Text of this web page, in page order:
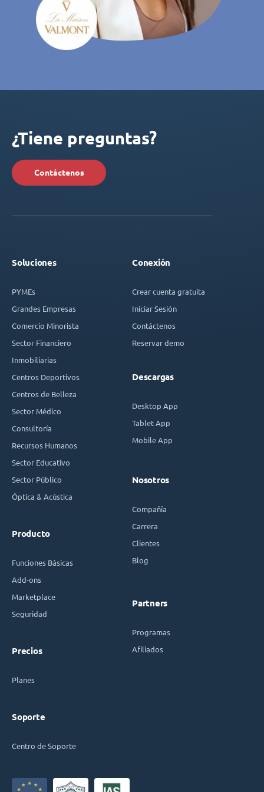
¿Tiene preguntas?
Contáctenos
Soluciones
PYMEs
Grandes Empresas
Comercio Minorista
Sector Financiero
Inmobiliarias
Centros Deportivos
Centros de Belleza
Sector Médico
Consultoría
Recursos Humanos
Sector Educativo
Sector Público
Óptica & Acústica
Producto
Funciones Básicas
Add-ons
Marketplace
Seguridad
Precios
Planes
Soporte
Centro de Soporte
Conexión
Crear cuenta gratuita
Iniciar Sesión
Contáctenos
Reservar demo
Descargas
Desktop App
Tablet App
Mobile App
Nosotros
Compañía
Carrera
Clientes
Blog
Partners
Programas
Afiliados